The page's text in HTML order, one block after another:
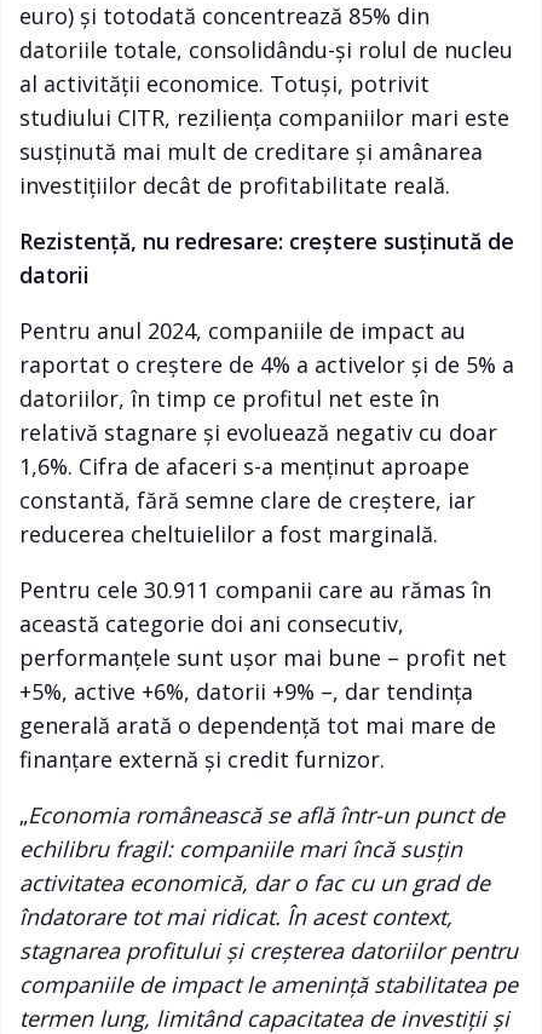
euro) și totodată concentrează 85% din
datoriile totale, consolidându-și rolul de nucleu
al activității economice. Totuși, potrivit
studiului CITR, reziliența companiilor mari este
susținută mai mult de creditare și amânarea
investițiilor decât de profitabilitate reală.
Rezistență, nu redresare: creștere susținută de
datorii
Pentru anul 2024, companiile de impact au
raportat o creștere de 4% a activelor și de 5% a
datoriilor, în timp ce profitul net este în
relativă stagnare și evoluează negativ cu doar
1,6%. Cifra de afaceri s-a menținut aproape
constantă, fără semne clare de creștere, iar
reducerea cheltuielilor a fost marginală.
Pentru cele 30.911 companii care au rămas în
această categorie doi ani consecutiv,
performanțele sunt ușor mai bune – profit net
+5%, active +6%, datorii +9% –, dar tendința
generală arată o dependență tot mai mare de
finanțare externă și credit furnizor.
„Economia românească se află într-un punct de
echilibru fragil: companiile mari încă susțin
activitatea economică, dar o fac cu un grad de
îndatorare tot mai ridicat. În acest context,
stagnarea profitului și creșterea datoriilor pentru
companiile de impact le amenință stabilitatea pe
termen lung, limitând capacitatea de investiții și